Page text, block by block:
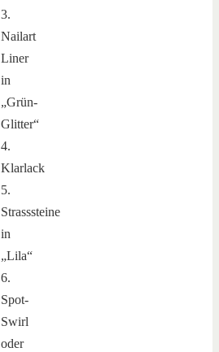
3.
Nailart
Liner
in
„Grün-
Glitter“
4.
Klarlack
5.
Strasssteine
in
„Lila“
6.
Spot-
Swirl
oder